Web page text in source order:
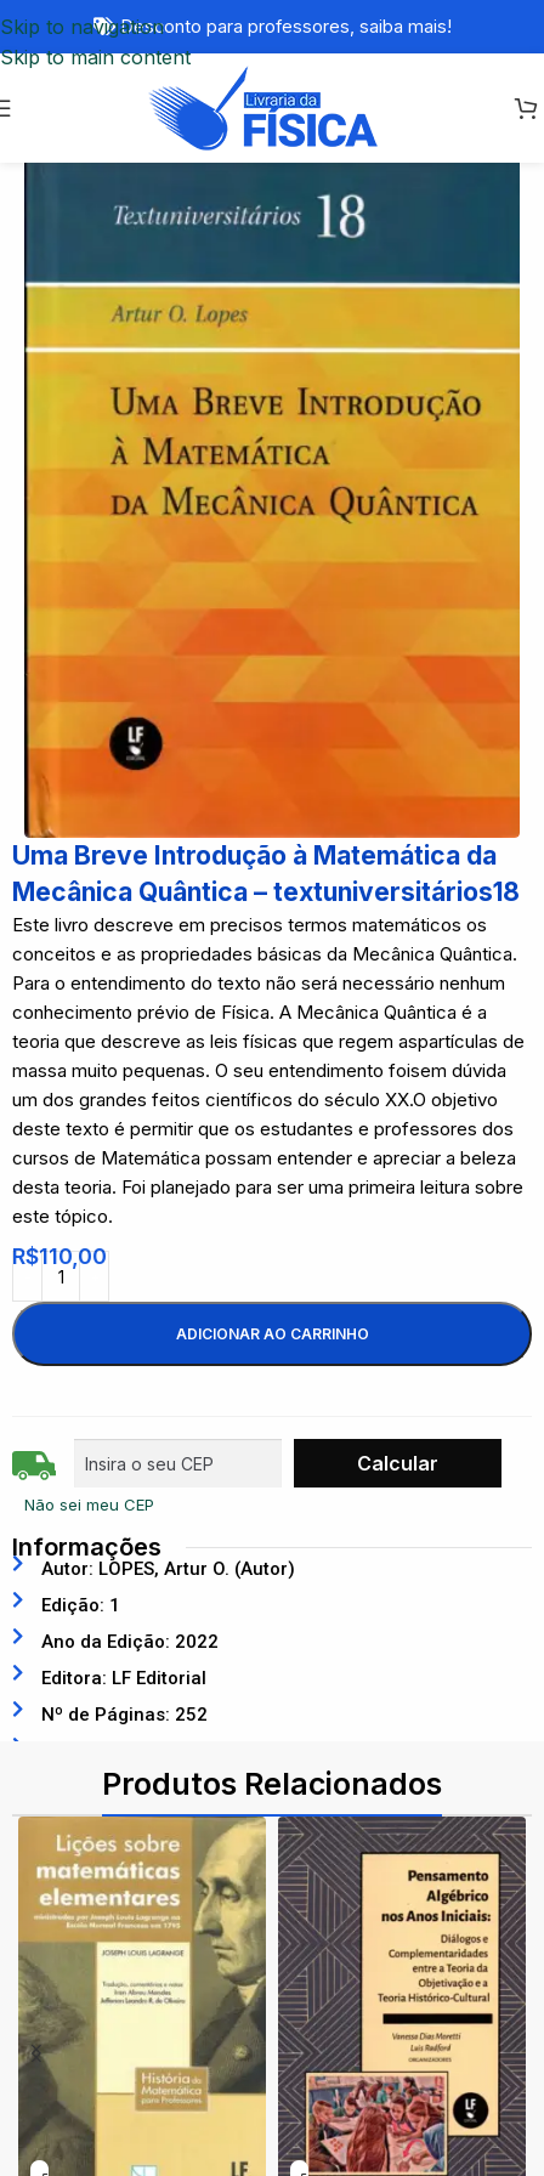
Skip to navigation
Skip to main content
Desconto para professores, saiba mais!
Uma Breve Introdução à Matemática da
Mecânica Quântica – textuniversitários18
Este livro descreve em precisos termos matemáticos os
conceitos e as propriedades básicas da Mecânica Quântica.
Para o entendimento do texto não será necessário nenhum
conhecimento prévio de Física. A Mecânica Quântica é a
teoria que descreve as leis físicas que regem aspartículas de
massa muito pequenas. O seu entendimento foisem dúvida
um dos grandes feitos científicos do século XX.O objetivo
deste texto é permitir que os estudantes e professores dos
cursos de Matemática possam entender e apreciar a beleza
desta teoria. Foi planejado para ser uma primeira leitura sobre
este tópico.
R$110,00
ADICIONAR AO CARRINHO
Não sei meu CEP
Informações
Autor: LOPES, Artur O. (Autor)
Edição: 1
Ano da Edição: 2022
Editora: LF Editorial
Nº de Páginas: 252
Produtos Relacionados